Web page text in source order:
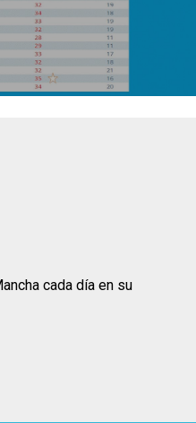
cada día en su